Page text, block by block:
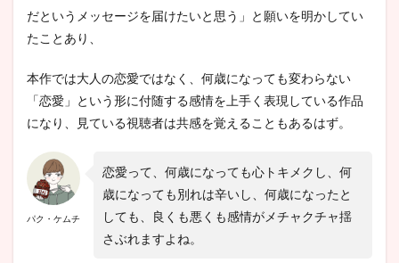
だというメッセージを届けたいと思う」と願いを明かしてい
たことあり、
本作では大人の恋愛ではなく、何歳になっても変わらない
「恋愛」という形に付随する感情を上手く表現している作品
になり、見ている視聴者は共感を覚えることもあるはず。
パク・ケムチ
恋愛って、何歳になっても心トキメクし、何
歳になっても別れは辛いし、何歳になったと
しても、良くも悪くも感情がメチャクチャ揺
さぶれますよね。